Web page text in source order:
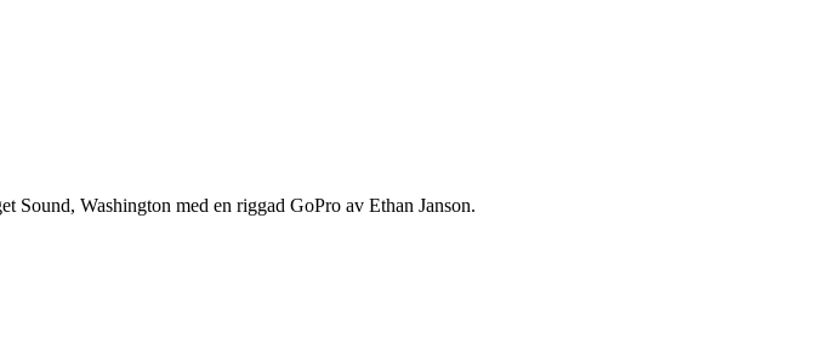
Sound, Washington med en riggad GoPro av Ethan Janson.